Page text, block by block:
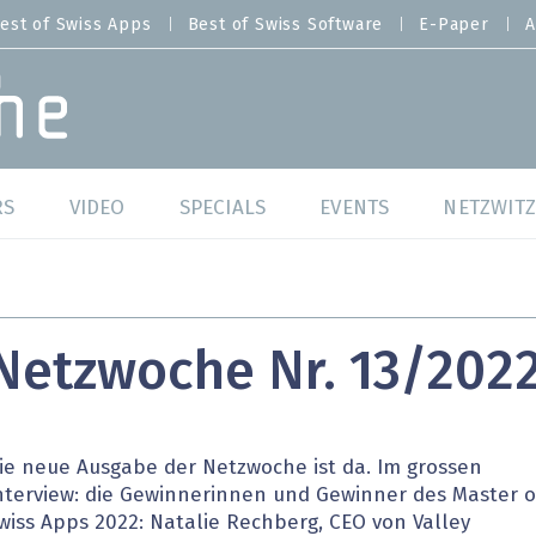
of Swiss Apps Best of Swiss Software E-Paper
Swiss Software
VIDEO SPECIALS
Cybersecurity
Cloud & Managed Services
EVENTS
Best of Swiss
Nr. 13/
neue Ausgabe der Netzwoche ist da. Im grossen
die Gewinnerinnen und Gewinner des Master
Apps 2022: Natalie Rechberg, CEO von Valley